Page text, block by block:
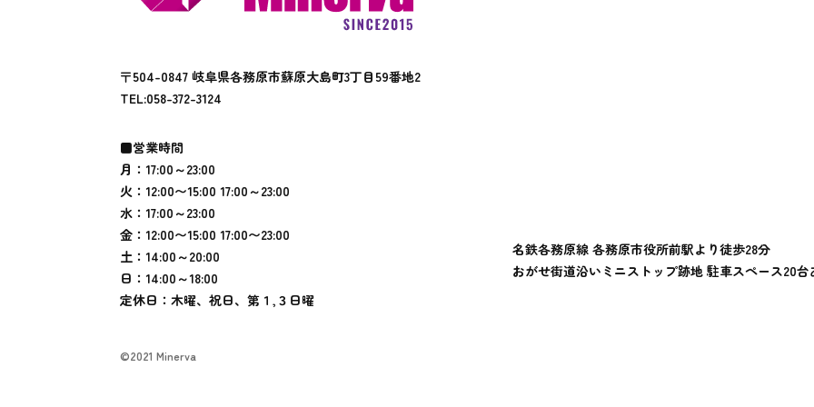
〒504-0847 岐阜県各務原市蘇原大島町3丁目59番地2
TEL:058-372-3124
■営業時間
月：17:00～23:00
火：12:00〜15:00 17:00～23:00
水：17:00～23:00
金：12:00〜15:00 17:00〜23:00
土：14:00～20:00
日：14:00～18:00
定休日：木曜、祝日、第１,３日曜
©2021 Minerva
名鉄各務原線 各務原市役所前駅より徒歩28分
おがせ街道沿いミニストップ跡地 駐車スペース20台